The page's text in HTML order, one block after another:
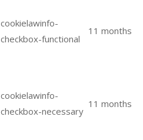
cookielawinfo-
checkbox-functional
11 months
cookielawinfo-
checkbox-necessary
11 months